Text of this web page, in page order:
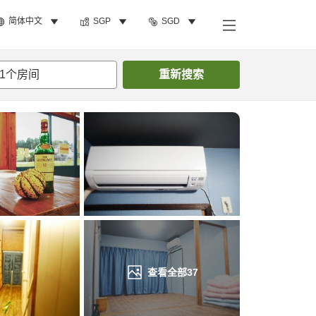
简体中文 SGP SGD
1个房间 重新搜索
查看全部37
搜索客房